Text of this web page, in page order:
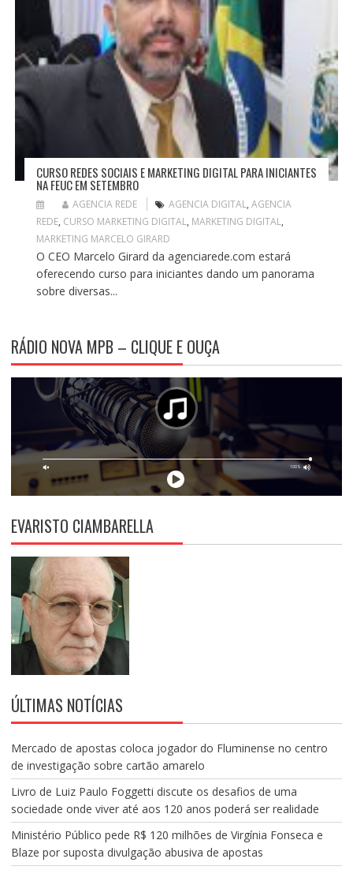
CURSO REDES SOCIAIS E MARKETING DIGITAL PARA INICIANTES
NA FEUC EM SETEMBRO
AGENCIA REDE AGENCIA DIGITAL, AGENCIA
REDE, CURSO MARKETING DIGITAL, MARKETING DIGITAL,
MARKETING MARCELO GIRARD
O CEO Marcelo Girard da agenciarede.com estará
oferecendo curso para iniciantes dando um panorama
sobre diversas...
RÁDIO NOVA MPB – CLIQUE E OUÇA
EVARISTO CIAMBARELLA
ÚLTIMAS NOTÍCIAS
Mercado de apostas coloca jogador do Fluminense no centro
de investigação sobre cartão amarelo
Livro de Luiz Paulo Foggetti discute os desafios de uma
sociedade onde viver até aos 120 anos poderá ser realidade
Ministério Público pede R$ 120 milhões de Virgínia Fonseca e
Blaze por suposta divulgação abusiva de apostas